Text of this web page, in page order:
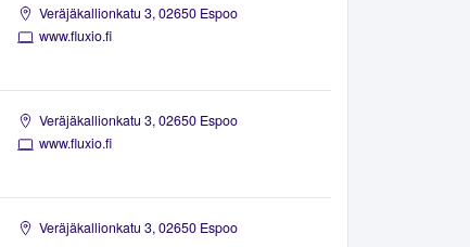
Veräjäkallionkatu 3, 02650 Espoo
www.fluxio.fi
Veräjäkallionkatu 3, 02650 Espoo
www.fluxio.fi
Veräjäkallionkatu 3, 02650 Espoo